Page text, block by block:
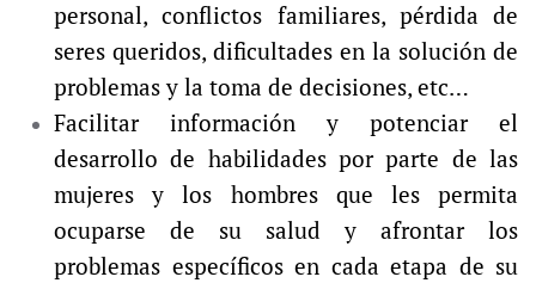
personal, conflictos familiares, pérdida de
seres queridos, dificultades en la solución de
problemas y la toma de decisiones, etc…
Facilitar información y potenciar el
desarrollo de habilidades por parte de las
mujeres y los hombres que les permita
ocuparse de su salud y afrontar los
problemas específicos en cada etapa de su